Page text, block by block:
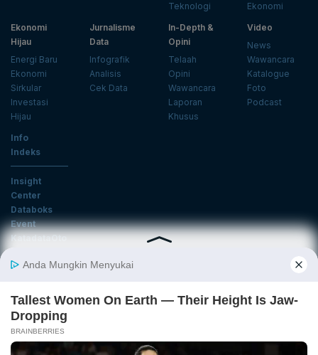
Teknologi
Ekonomi
Ekonomi
Hijau
Energi Baru
Ekonomi
Sirkular
Investasi
Hijau
Jurnalisme
Data
Infografik
Analisis
Cek Data
In-Depth &
Opini
Telaah
Opini
Wawancara
Laporan
Khusus
Video
News
Wawancara
Katalogue
Foto
Podcast
Info
Indeks
Insight
Center
Databoks
Event
KatadataOto
Email
Daftar